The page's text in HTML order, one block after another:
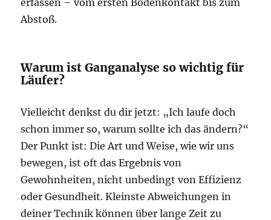
erfassen – vom ersten Bodenkontakt bis zum
Abstoß.
Warum ist Ganganalyse so wichtig für
Läufer?
Vielleicht denkst du dir jetzt: „Ich laufe doch
schon immer so, warum sollte ich das ändern?“
Der Punkt ist: Die Art und Weise, wie wir uns
bewegen, ist oft das Ergebnis von
Gewohnheiten, nicht unbedingt von Effizienz
oder Gesundheit. Kleinste Abweichungen in
deiner Technik können über lange Zeit zu